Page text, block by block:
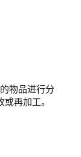
物品进行分
再加工。